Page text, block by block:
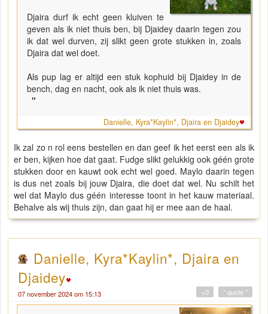
Djaira durf ik echt geen kluiven te
geven als ik niet thuis ben, bij Djaidey daarin tegen zou
ik dat wel durven, zij slikt geen grote stukken in, zoals
Djaira dat wel doet.
Als pup lag er altijd een stuk kophuid bij Djaidey in de
bench, dag en nacht, ook als ik niet thuis was.
"
Danielle, Kyra*Kaylin*, Djaira en Djaidey
Ik zal zo n rol eens bestellen en dan geef ik het eerst een als ik
er ben, kijken hoe dat gaat. Fudge slikt gelukkig ook géén grote
stukken door en kauwt ook echt wel goed. Maylo daarin tegen
is dus net zoals bij jouw Djaira, die doet dat wel. Nu schilt het
wel dat Maylo dus géén interesse toont in het kauw materiaal.
Behalve als wij thuis zijn, dan gaat hij er mee aan de haal.
Danielle, Kyra*Kaylin*, Djaira en
Djaidey
07 november 2024 om 15:13 " quote "
+0